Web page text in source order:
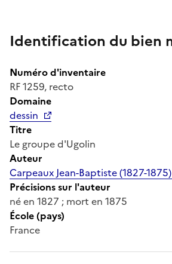
Identification du bien
Numéro d'inventaire
RF 1259, recto
Domaine
dessin
Titre
Le groupe d'Ugolin
Auteur
Carpeaux Jean-Baptiste (1827-1875)
Précisions sur l'auteur
né en 1827 ; mort en 1875
École (pays)
France